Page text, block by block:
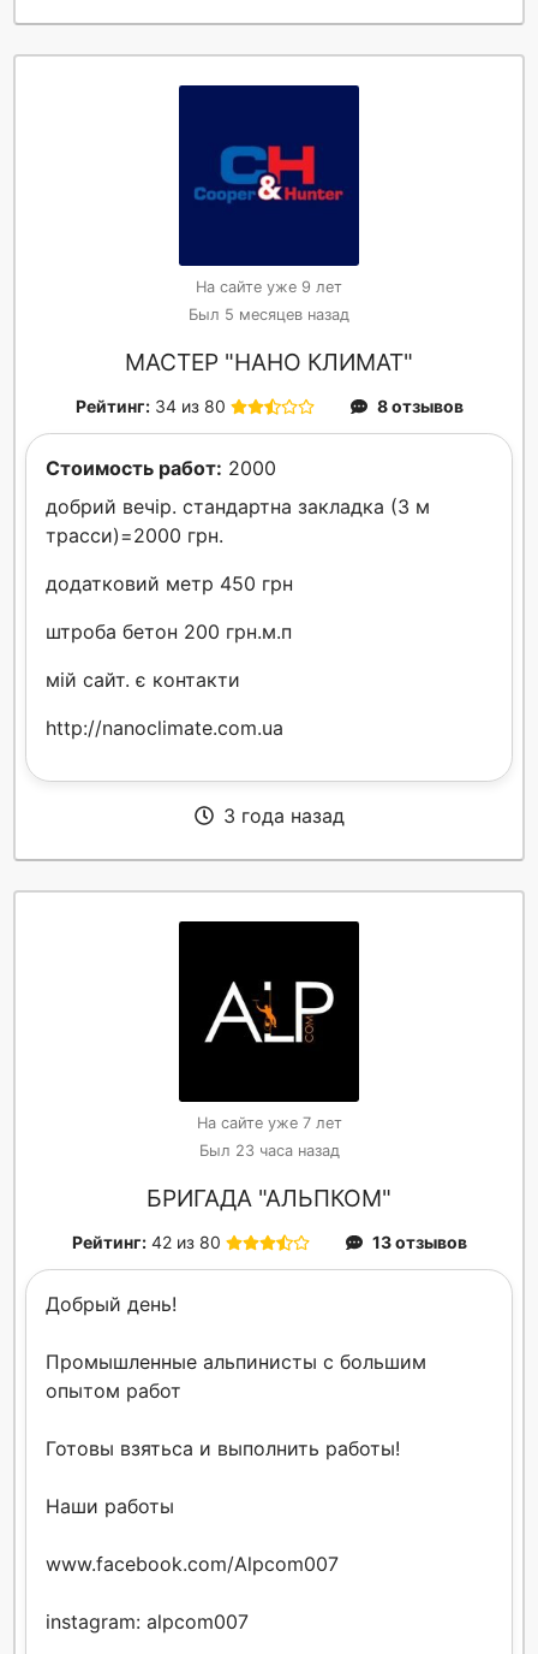
На сайте уже 9 лет
Был 5 месяцев назад
МАСТЕР "НАНО КЛИМАТ"
Рейтинг: 34 из 80 8 отзывов
Стоимость работ: 2000
добрий вечір. стандартна закладка (3 м
трасси)=2000 грн.
додатковий метр 450 грн
штроба бетон 200 грн.м.п
мій сайт. є контакти
http://nanoclimate.com.ua
3 года назад
На сайте уже 7 лет
Был 23 часа назад
БРИГАДА "АЛЬПКОМ"
Рейтинг: 42 из 80 13 отзывов
Добрый день!
Промышленные альпинисты c большим
опытом работ
Готовы взятьса и выполнить работы!
Наши работы
www.facebook.com/Alpcom007
instagram: alpcom007